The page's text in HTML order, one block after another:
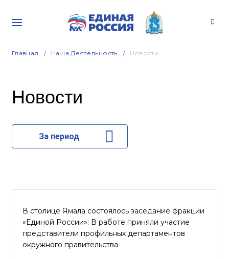
Главная Наша Деятельность Новости
Новости
За период
В столице Ямала состоялось заседание фракции
«Единой России»: В работе приняли участие
представители профильных департаментов
окружного правительства